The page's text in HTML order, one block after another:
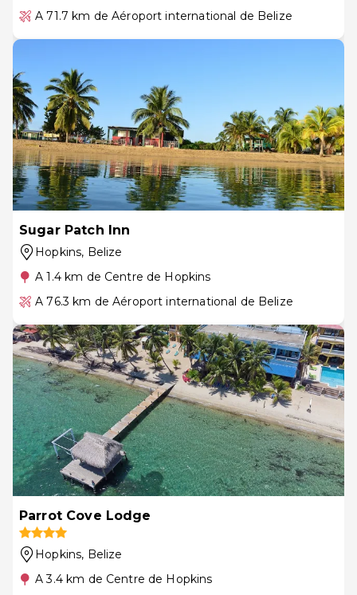
A 71.7 km de Aéroport international de Belize
Sugar Patch Inn
Hopkins, Belize
A 1.4 km de Centre de Hopkins
A 76.3 km de Aéroport international de Belize
Parrot Cove Lodge
Hopkins, Belize
A 3.4 km de Centre de Hopkins